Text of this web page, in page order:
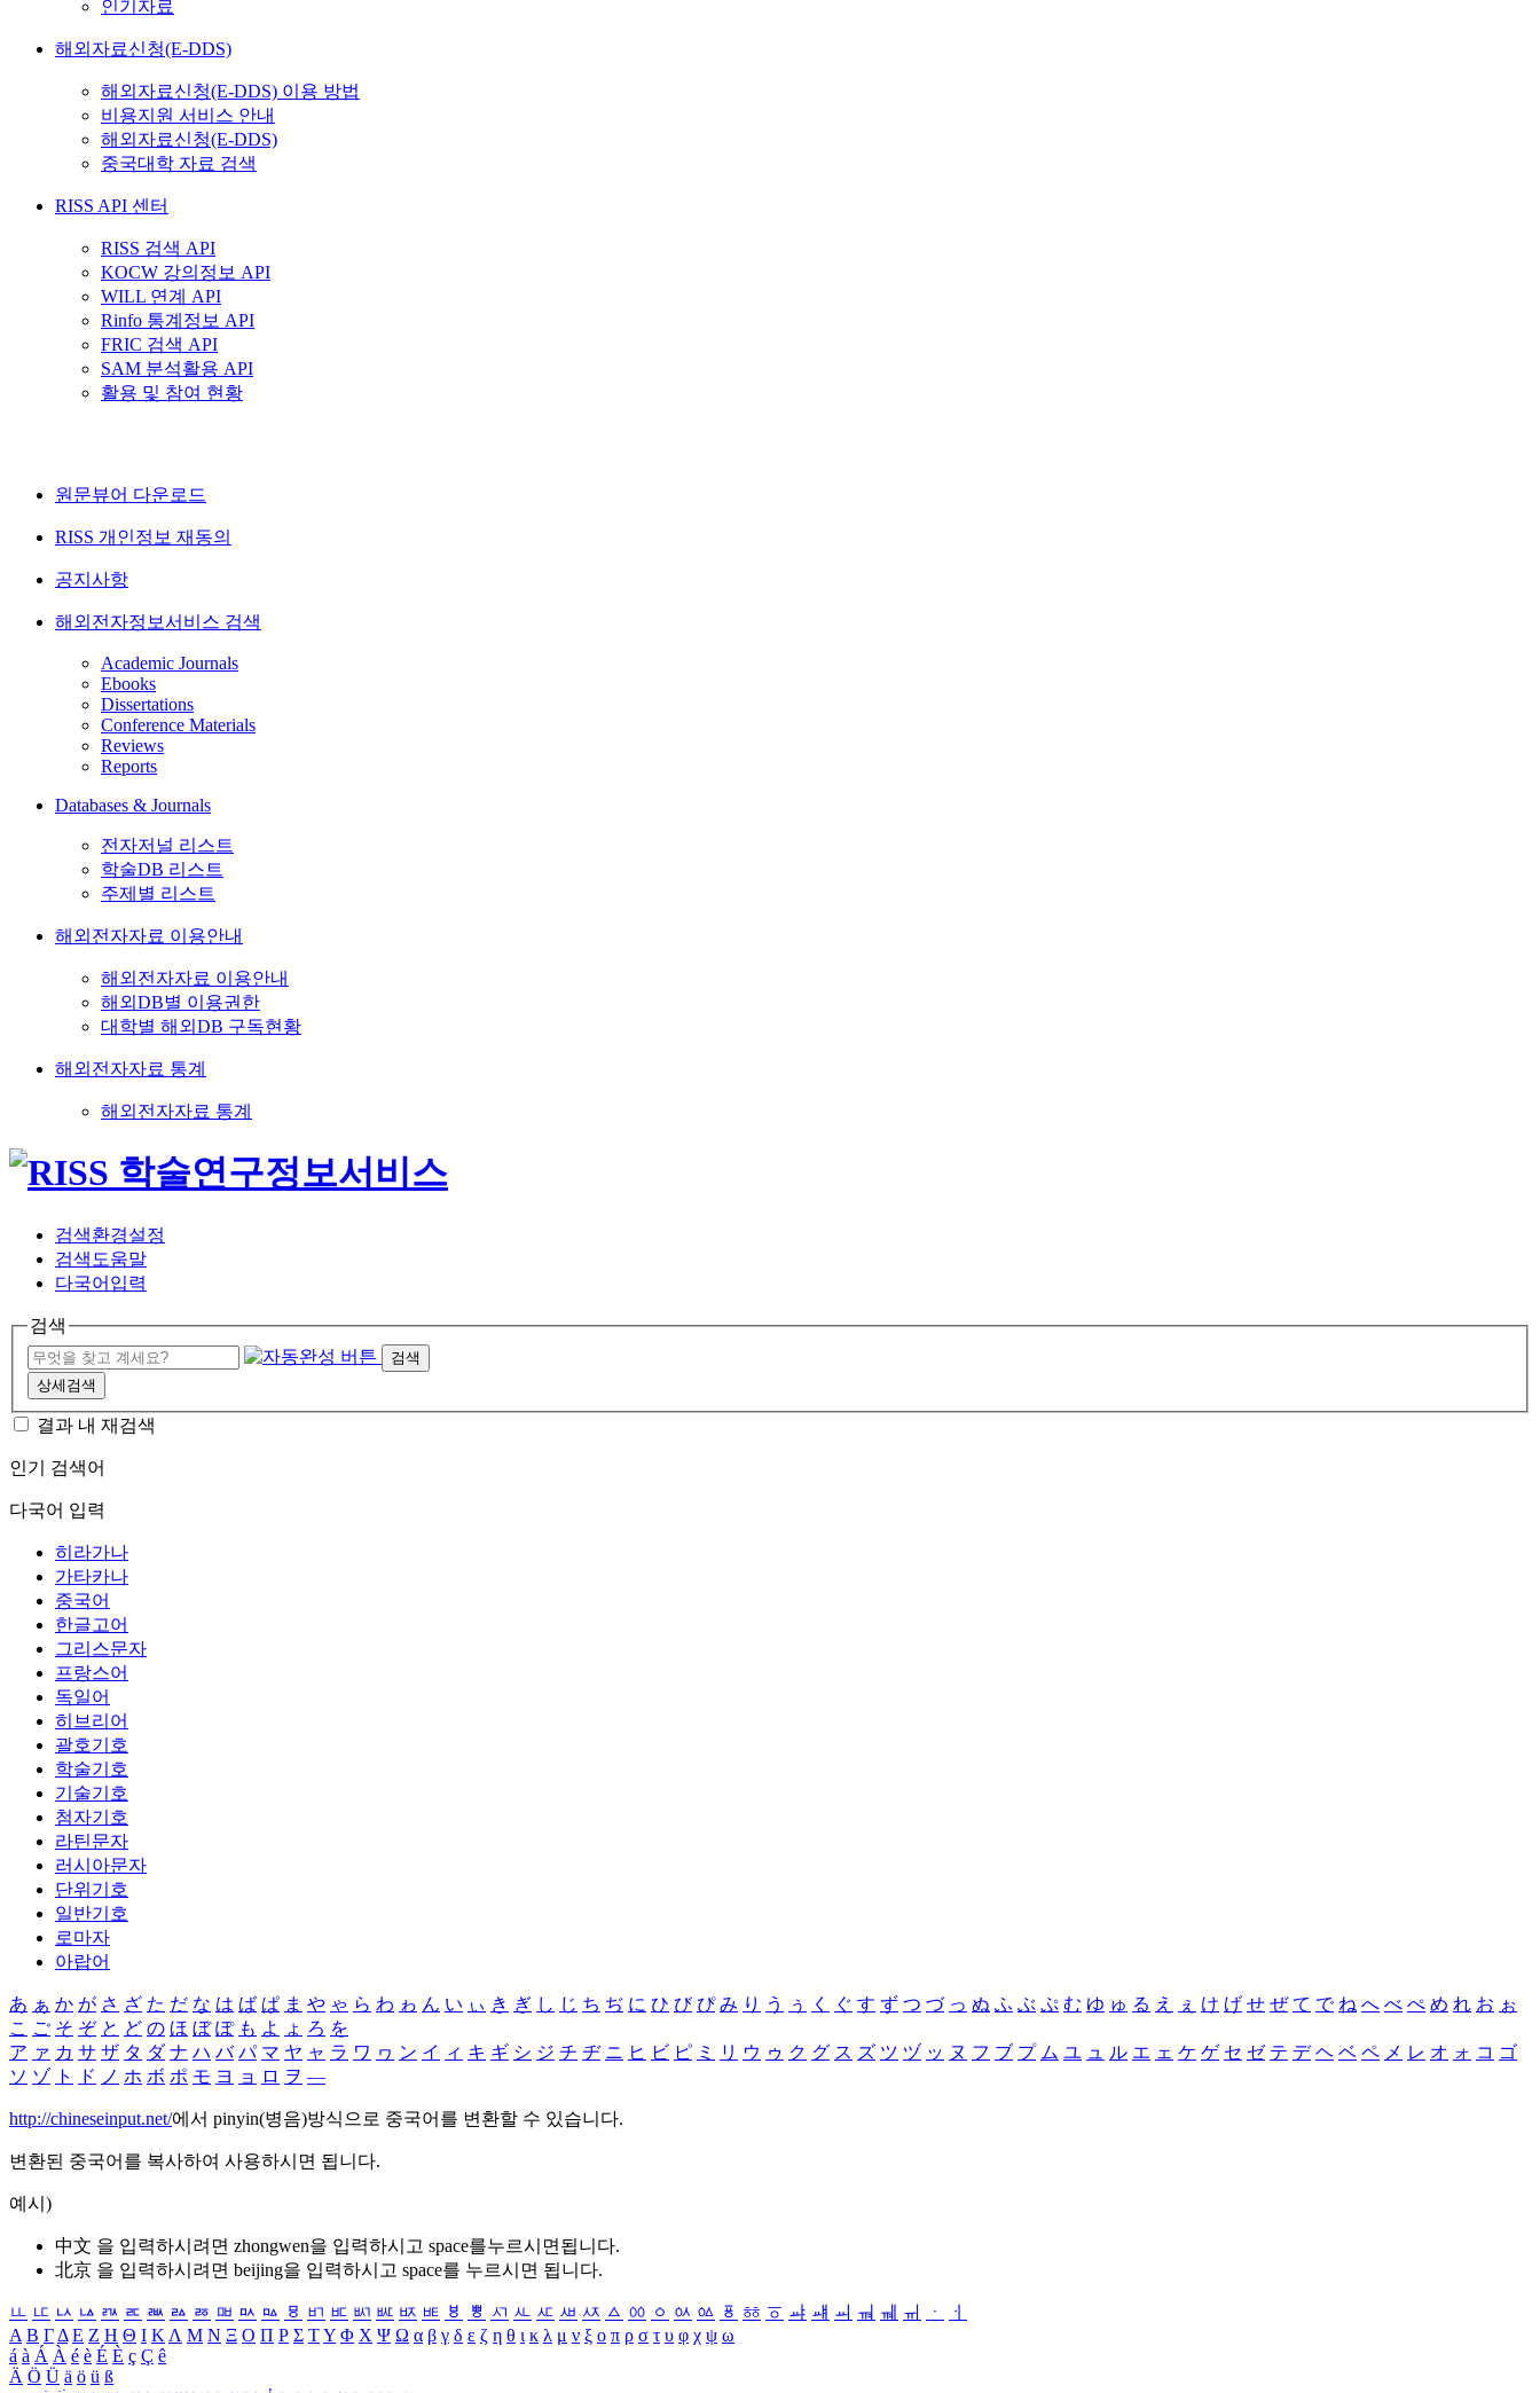
인기자료
해외자료신청(E-DDS)
해외자료신청(E-DDS) 이용 방법
비용지원 서비스 안내
해외자료신청(E-DDS)
중국대학 자료 검색
RISS API 센터
RISS 검색 API
KOCW 강의정보 API
WILL 연계 API
Rinfo 통계정보 API
FRIC 검색 API
SAM 분석활용 API
활용 및 참여 현황
원문뷰어 다운로드
RISS 개인정보 재동의
공지사항
해외전자정보서비스 검색
Academic Journals
Ebooks
Dissertations
Conference Materials
Reviews
Reports
Databases & Journals
전자저널 리스트
학술DB 리스트
주제별 리스트
해외전자자료 이용안내
해외전자자료 이용안내
해외DB별 이용권한
대학별 해외DB 구독현황
해외전자자료 통계
해외전자자료 통계
검색환경설정
검색도움말
다국어입력
검색
검색
상세검색
결과 내 재검색
인기 검색어
다국어 입력
히라가나
가타카나
중국어
한글고어
그리스문자
프랑스어
독일어
히브리어
괄호기호
학술기호
기술기호
첨자기호
라틴문자
러시아문자
단위기호
일반기호
로마자
아랍어
あ ぁ か が さ ざ た だ な は ば ぱ ま や ゃ ら わ ゎ ん い ぃ き ぎ し じ ち ぢ に ひ び ぴ み り う ぅ く ぐ す ず つ づ っ ぬ ふ ぶ ぷ む ゆ ゅ る え ぇ け げ せ ぜ て で ね へ べ ぺ め れ お ぉ
こ ご そ ぞ と ど の ほ ぼ ぽ も よ ょ ろ を
ア ァ カ サ ザ タ ダ ナ ハ バ パ マ ヤ ャ ラ ワ ヮ ン イ ィ キ ギ シ ジ チ ヂ ニ ヒ ビ ピ ミ リ ウ ゥ ク グ ス ズ ツ ヅ ッ ヌ フ ブ プ ム ユ ュ ル エ ェ ケ ゲ セ ゼ テ デ ヘ ベ ペ メ レ オ ォ コ ゴ
ソ ゾ ト ド ノ ホ ボ ポ モ ヨ ョ ロ ヲ ―
http://chineseinput.net/에서 pinyin(병음)방식으로 중국어를 변환할 수 있습니다.
변환된 중국어를 복사하여 사용하시면 됩니다.
예시)
中文 을 입력하시려면 zhongwen을 입력하시고 space를누르시면됩니다.
北京 을 입력하시려면 beijing을 입력하시고 space를 누르시면 됩니다.
ㅥ ㅦ ㅧ ㅨ ㅩ ㅪ ㅫ ㅬ ㅭ ㅮ ㅯ ㅰ ㅱ ㅲ ㅳ ㅴ ㅵ ㅶ ㅷ ㅸ ㅹ ㅺ ㅻ ㅼ ㅽ ㅾ ㅿ ㆀ ㆁ ㆂ ㆃ ㆄ ㆅ ㆆ ㆇ ㆈ ㆉ ㆊ ㆋ ㆌ ㆍ
ㆎ
Α Β ΓΔ Ε Ζ Η Θ Ι ΚΛ Μ Ν Ξ Ο Π Ρ Σ ΤΥ Φ Χ Ψ Ω α β γ δ ε ζ η θ ι κ λ μ ν ξ ο π ρ σ τ υ φ χ ψ ω
á à Á À é è É È ç Ç ê
Ä Ö Ü ä ö ü ß